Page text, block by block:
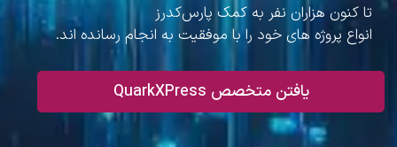
تا کنون هزاران نفر به کمک پارس‌کدرز
انواع پروژه های خود را با موفقیت به انجام رسانده اند.
یافتن متخصص QuarkXPress